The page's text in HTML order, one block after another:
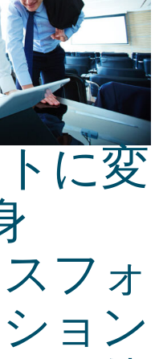
に変
フォ
ョン